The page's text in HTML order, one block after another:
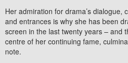
Her admiration for drama’s dialogue,
and entrances is why she has been
screen in the last twenty years – and
centre of her continuing fame,
note.